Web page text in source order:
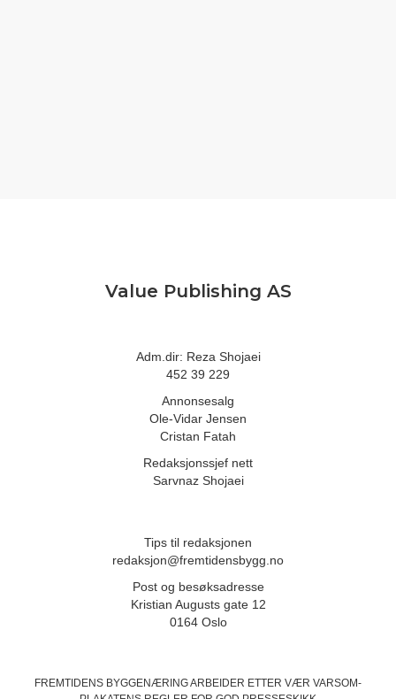
Value Publishing AS
Adm.dir: Reza Shojaei
452 39 229
Annonsesalg
Ole-Vidar Jensen
Cristan Fatah
Redaksjonssjef nett
Sarvnaz Shojaei
Tips til redaksjonen
redaksjon@fremtidensbygg.no
Post og besøksadresse
Kristian Augusts gate 12
0164 Oslo
FREMTIDENS BYGGENÆRING ARBEIDER ETTER VÆR VARSOM-